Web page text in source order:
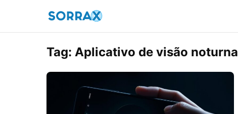
Tag: Aplicativo de visão noturna